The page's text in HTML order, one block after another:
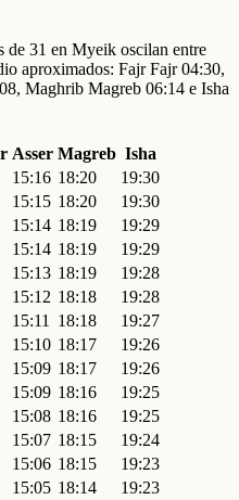
de 31 en Myeik oscilan entre
aproximados: Fajr Fajr 04:30,
Maghrib Magreb 06:14 e Isha
Asser Magreb Isha
15:16 18:20
19:30
15:15 18:20
19:30
15:14 18:19
19:29
15:14 18:19
19:29
15:13 18:19
19:28
15:12 18:18
19:28
15:11 18:18
19:27
15:10 18:17
19:26
15:09 18:17
19:26
15:09 18:16
19:25
15:08 18:16
19:25
15:07 18:15
19:24
15:06 18:15
19:23
15:05 18:14
19:23